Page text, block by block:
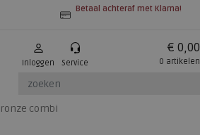
Betaal achteraf met Klarna!
Inloggen Service
€ 0,00
0 artikelen
combi